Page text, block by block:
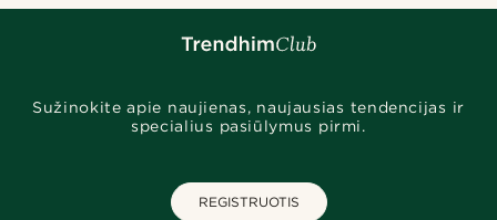
Sužinokite apie naujienas, naujausias tendencijas ir
specialius pasiūlymus pirmi.
REGISTRUOTIS